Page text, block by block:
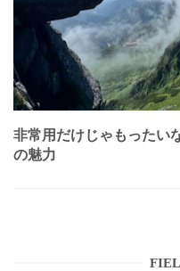
非常用だけじゃもったい
の魅力